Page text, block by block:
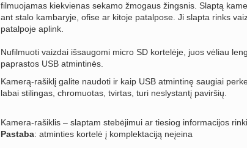
filmuojamas kiekvienas sekamo žmogaus žingsnis. Slaptą
ant stalo kambaryje, ofise ar kitoje patalpose. Ji slapta rinks
patalpoje aplink.
Nufilmuoti vaizdai išsaugomi micro SD kortelėje, juos vėliau
paprastos USB atmintinės.
Kamerą-rašiklį galite naudoti ir kaip USB atmintinę saugiai
labai stilingas, chromuotas, tvirtas, turi neslystantį paviršių.
Kamera-rašiklis – slaptam stebėjimui ar tiesiog informacijos
Pastaba: atminties kortelė į komplektaciją neįeina